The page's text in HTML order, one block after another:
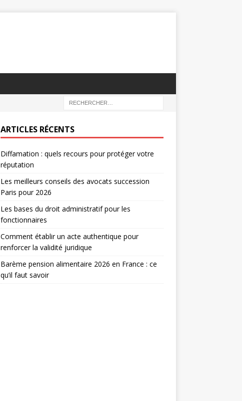
ARTICLES RÉCENTS
Diffamation : quels recours pour protéger votre
réputation
Les meilleurs conseils des avocats succession
Paris pour 2026
Les bases du droit administratif pour les
fonctionnaires
Comment établir un acte authentique pour
renforcer la validité juridique
Barème pension alimentaire 2026 en France : ce
qu’il faut savoir